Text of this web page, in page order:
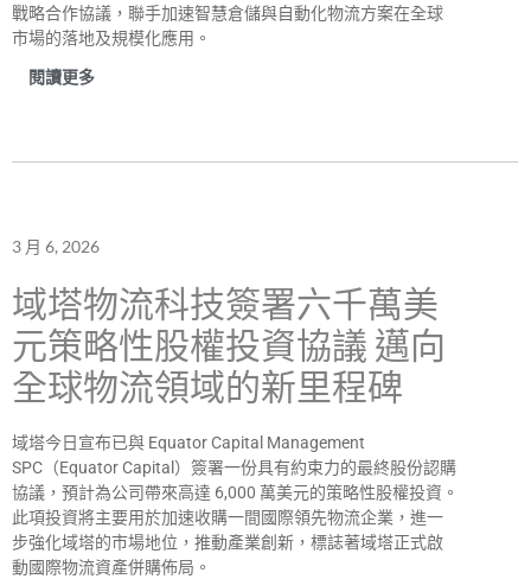
戰略合作協議，聯手加速智慧倉儲與自動化物流方案在全球
市場的落地及規模化應用。
閱讀更多
3 月 6, 2026
域塔物流科技簽署六千萬美
元策略性股權投資協議 邁向
全球物流領域的新里程碑
域塔今日宣布已與 Equator Capital Management
SPC（Equator Capital）簽署一份具有約束力的最終股份認購
協議，預計為公司帶來高達 6,000 萬美元的策略性股權投資。
此項投資將主要用於加速收購一間國際領先物流企業，進一
步強化域塔的市場地位，推動產業創新，標誌著域塔正式啟
動國際物流資產併購佈局。